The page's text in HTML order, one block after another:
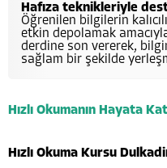
Hafıza teknikleriyle
Öğrenilen bilgilerin
etkin depolamak
derdine son vererek,
sağlam bir şekilde
Hızlı Okumanın Hayata
Hızlı Okuma Kursu